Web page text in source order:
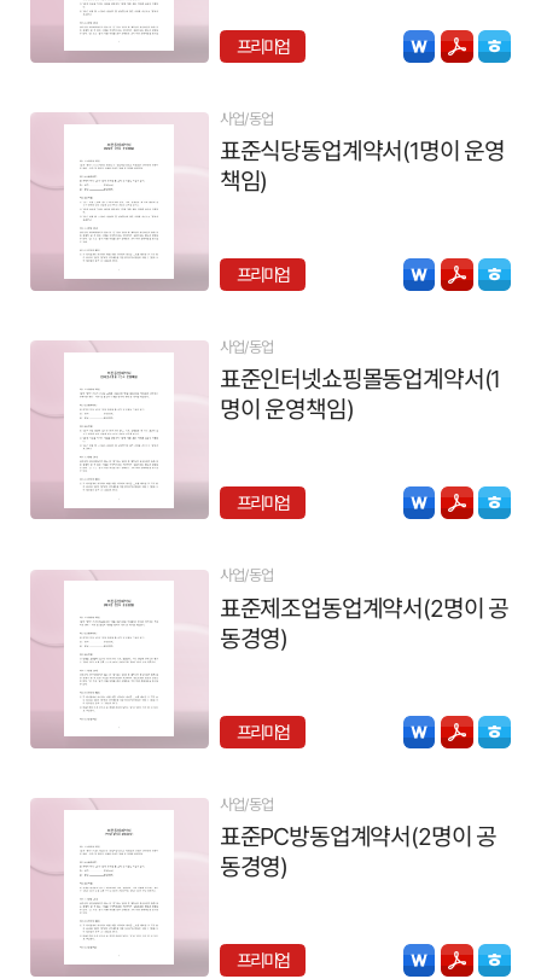
프리미엄
사업/동업
표준식당동업계약서(1명이 운영
책임)
프리미엄
사업/동업
표준인터넷쇼핑몰동업계약서(1
명이 운영책임)
프리미엄
사업/동업
표준제조업동업계약서(2명이 공
동경영)
프리미엄
사업/동업
표준PC방동업계약서(2명이 공
동경영)
프리미엄